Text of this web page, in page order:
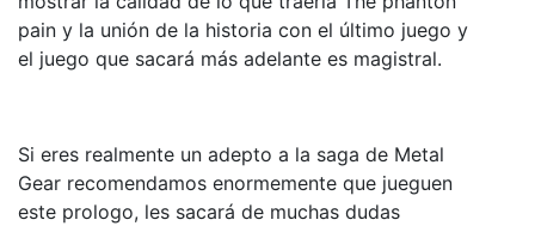
pain y la unión de la historia con el último juego y
el juego que sacará más adelante es magistral.
Si eres realmente un adepto a la saga de Metal
Gear recomendamos enormemente que jueguen
este prologo, les sacará de muchas dudas